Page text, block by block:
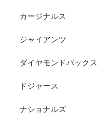
カージナルス
ジャイアンツ
ダイヤモンドバックス
ドジャース
ナショナルズ